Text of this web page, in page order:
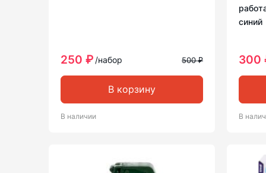
250 ₽ /набор 500 ₽
В корзину
В наличии
синий
300
В